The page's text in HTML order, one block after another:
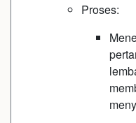
Proses: